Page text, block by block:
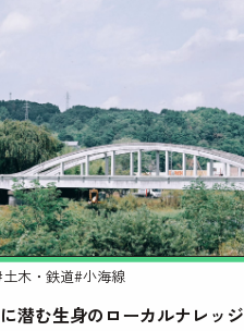
木・鉄道#小海線
潜む生身のローカルナレッジ